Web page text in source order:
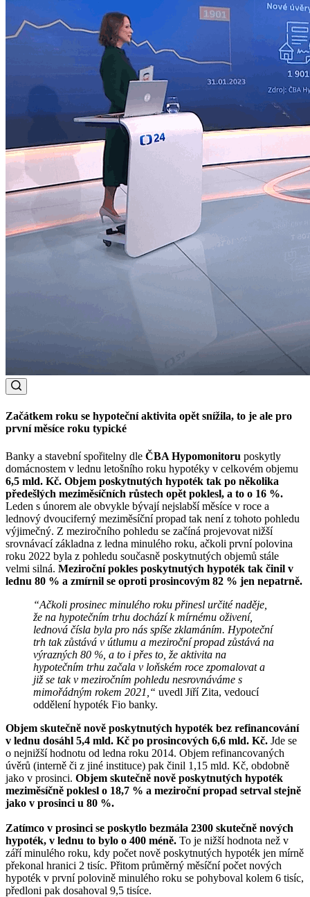
Začátkem roku se hypoteční aktivita opět snížila, to je ale pro
první měsíce roku typické
Banky a stavební spořitelny dle ČBA Hypomonitoru poskytly
domácnostem v lednu letošního roku hypotéky v celkovém objemu
6,5 mld. Kč. Objem poskytnutých hypoték tak po několika
předešlých meziměsíčních růstech opět poklesl, a to o 16 %.
Leden s únorem ale obvykle bývají nejslabší měsíce v roce a
lednový dvouciferný meziměsíční propad tak není z tohoto pohledu
výjimečný. Z meziročního pohledu se začíná projevovat nižší
srovnávací základna z ledna minulého roku, ačkoli první polovina
roku 2022 byla z pohledu současně poskytnutých objemů stále
velmi silná. Meziroční pokles poskytnutých hypoték tak činil v
lednu 80 % a zmírnil se oproti prosincovým 82 % jen nepatrně.
“Ačkoli prosinec minulého roku přinesl určité naděje,
že na hypotečním trhu dochází k mírnému oživení,
lednová čísla byla pro nás spíše zklamáním. Hypoteční
trh tak zůstává v útlumu a meziroční propad zůstává na
výrazných 80 %, a to i přes to, že aktivita na
hypotečním trhu začala v loňském roce zpomalovat a
již se tak v meziročním pohledu nesrovnáváme s
mimořádným rokem 2021,“ uvedl Jiří Zita, vedoucí
oddělení hypoték Fio banky.
Objem skutečně nově poskytnutých hypoték bez refinancování
v lednu dosáhl 5,4 mld. Kč po prosincových 6,6 mld. Kč. Jde se
o nejnižší hodnotu od ledna roku 2014. Objem refinancovaných
úvěrů (interně či z jiné instituce) pak činil 1,15 mld. Kč, obdobně
jako v prosinci. Objem skutečně nově poskytnutých hypoték
meziměsíčně poklesl o 18,7 % a meziroční propad setrval stejně
jako v prosinci u 80 %.
Zatímco v prosinci se poskytlo bezmála 2300 skutečně nových
hypoték, v lednu to bylo o 400 méně. To je nižší hodnota než v
září minulého roku, kdy počet nově poskytnutých hypoték jen mírně
překonal hranici 2 tisíc. Přitom průměrný měsíční počet nových
hypoték v první polovině minulého roku se pohyboval kolem 6 tisíc,
předloni pak dosahoval 9,5 tisíce.